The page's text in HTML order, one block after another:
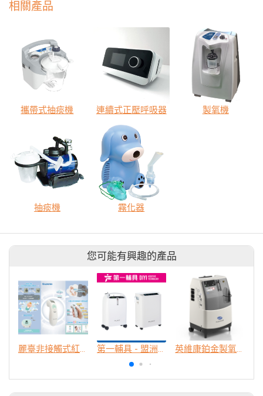
相關產品
攜帶式抽痰機 連續式正壓呼吸器 製氧機
抽痰機 霧化器
您可能有興趣的產品
麗臺非接觸式紅外線體溫計 第一輔具 - 盟洲製氧機 英維康鉑金製氧機 - 家用型